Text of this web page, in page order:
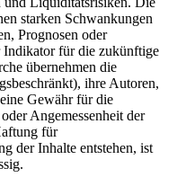
starken Schwankungen
Prognosen oder
Indikator für die zukünftige
übernehmen die
ihre Autoren,
Gewähr für die
Angemessenheit der
für
der Inhalte entstehen, ist